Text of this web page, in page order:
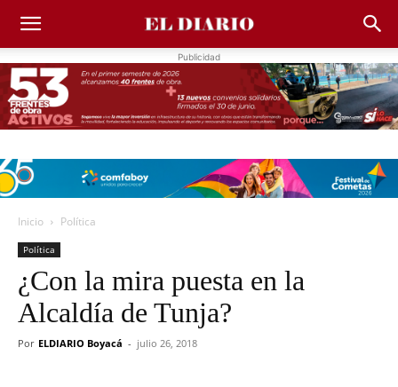
Publicidad
Inicio Política
Política
¿Con la mira puesta en la
Alcaldía de Tunja?
Por ELDIARIO Boyacá - julio 26, 2018